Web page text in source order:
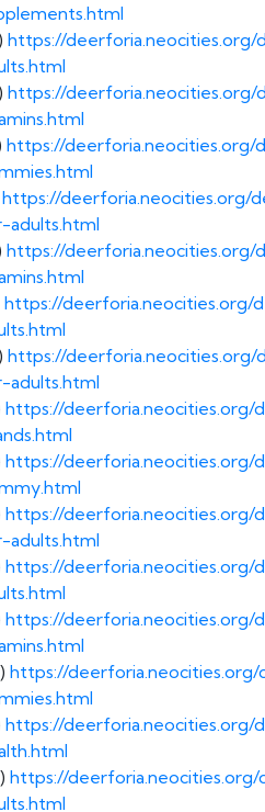
https://
https://
https://
https://deerforia.neocities.org/
adults.html
https://
https://
https://
adults.html
https://
https://
https://
adults.html
https://
https://
https://
https://
https://